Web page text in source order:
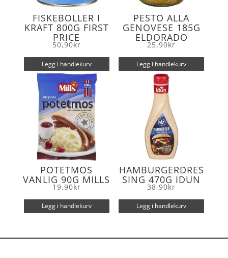
FISKEBOLLER I
KRAFT 800G FIRST
PRICE
50,90kr
Legg i handlekurv
PESTO ALLA
GENOVESE 185G
ELDORADO
25,90kr
Legg i handlekurv
POTETMOS
VANLIG 90G MILLS
19,90kr
Legg i handlekurv
HAMBURGERDRES
SING 470G IDUN
38,90kr
Legg i handlekurv